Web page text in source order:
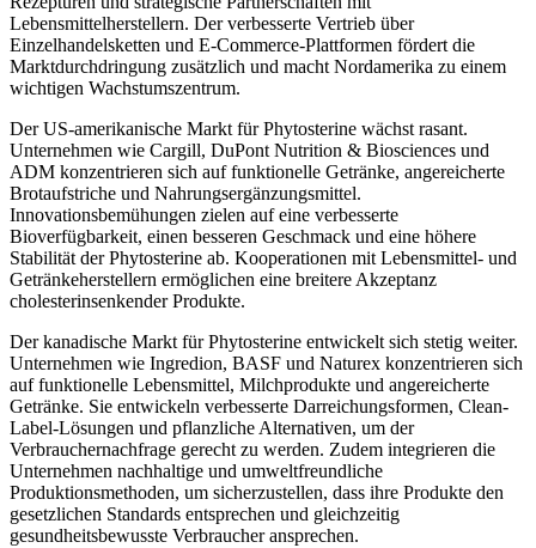
Lebensmittelherstellern. Der verbesserte Vertrieb über
Einzelhandelsketten und E-Commerce-Plattformen fördert die
Marktdurchdringung zusätzlich und macht Nordamerika zu einem
wichtigen Wachstumszentrum.
Der US-amerikanische Markt für Phytosterine wächst rasant.
Unternehmen wie Cargill, DuPont Nutrition & Biosciences und
ADM konzentrieren sich auf funktionelle Getränke, angereicherte
Brotaufstriche und Nahrungsergänzungsmittel.
Innovationsbemühungen zielen auf eine verbesserte
Bioverfügbarkeit, einen besseren Geschmack und eine höhere
Stabilität der Phytosterine ab. Kooperationen mit Lebensmittel- und
Getränkeherstellern ermöglichen eine breitere Akzeptanz
cholesterinsenkender Produkte.
Der kanadische Markt für Phytosterine entwickelt sich stetig weiter.
Unternehmen wie Ingredion, BASF und Naturex konzentrieren sich
auf funktionelle Lebensmittel, Milchprodukte und angereicherte
Getränke. Sie entwickeln verbesserte Darreichungsformen, Clean-
Label-Lösungen und pflanzliche Alternativen, um der
Verbrauchernachfrage gerecht zu werden. Zudem integrieren die
Unternehmen nachhaltige und umweltfreundliche
Produktionsmethoden, um sicherzustellen, dass ihre Produkte den
gesetzlichen Standards entsprechen und gleichzeitig
gesundheitsbewusste Verbraucher ansprechen.